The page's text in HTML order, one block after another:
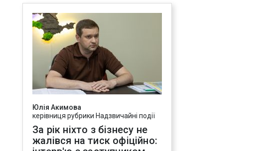
Юлія Акимова
керівниця рубрики Надзвичайні події
За рік ніхто з бізнесу не
жалівся на тиск офіційно: